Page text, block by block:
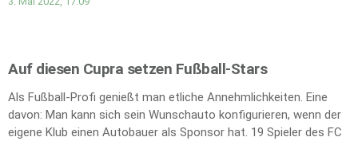
Auf diesen Cupra setzen Fußball-Stars
Als Fußball-Profi genießt man etliche Annehmlichkeiten. Eine
davon: Man kann sich sein Wunschauto konfigurieren, wenn der
eigene Klub einen Autobauer als Sponsor hat. 19 Spieler des FC